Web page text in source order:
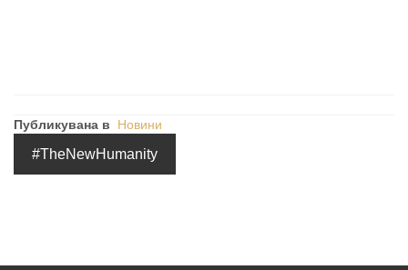
Публикувана в Новини
#TheNewHumanity